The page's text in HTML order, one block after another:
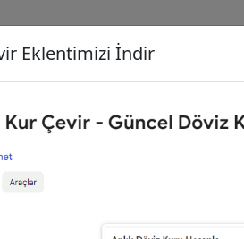
Eklentimizi İndir